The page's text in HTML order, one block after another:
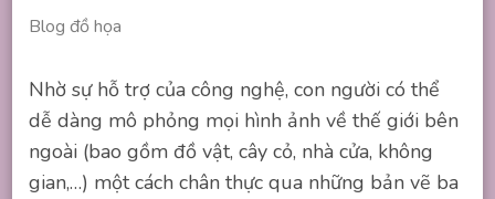
Blog đồ họa
Nhờ sự hỗ trợ của công nghệ, con người có thể
dễ dàng mô phỏng mọi hình ảnh về thế giới bên
ngoài (bao gồm đồ vật, cây cỏ, nhà cửa, không
gian,…) một cách chân thực qua những bản vẽ ba